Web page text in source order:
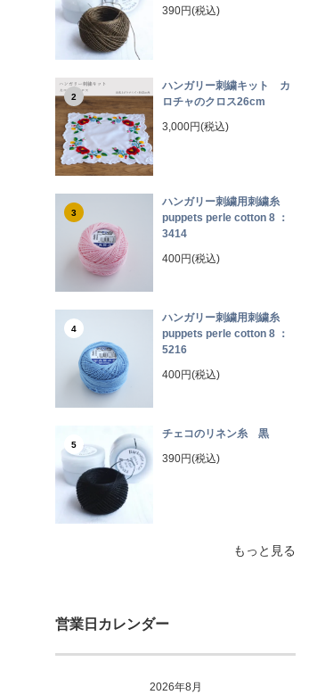
390円(税込)
2
ハンガリー刺繍キット カ
ロチャのクロス26cm
3,000円(税込)
3
ハンガリー刺繍用刺繍糸
puppets perle cotton 8 ：
3414
400円(税込)
4
ハンガリー刺繍用刺繍糸
puppets perle cotton 8 ：
5216
400円(税込)
5
チェコのリネン糸 黒
390円(税込)
もっと見る
営業日カレンダー
2026年8月